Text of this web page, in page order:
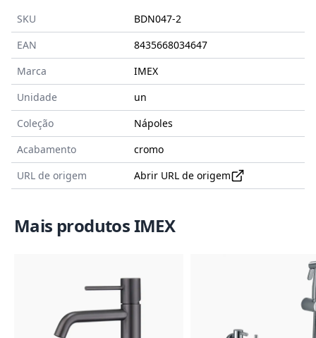
SKU
BDN047-2
EAN
8435668034647
Marca
IMEX
Unidade
un
Coleção
Nápoles
Acabamento
cromo
URL de origem
Abrir URL de origem
Mais produtos IMEX